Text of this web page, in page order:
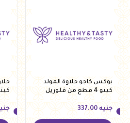
بوكس كاجو حلاوة المولد
كيتو 4 قطع من فلوريل
جنيه 337.00